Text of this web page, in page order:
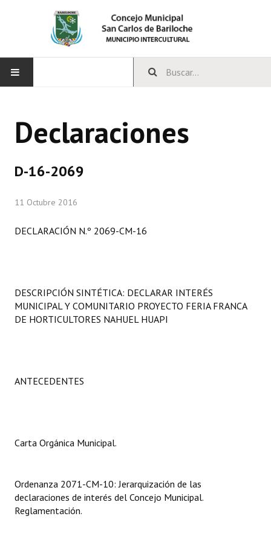
CONCEJO
Comisiones Especiales
LEGISLACIÓN
Carta Orgánica 2007
Digesto
DOCUMENTOS
Informes de Gestión
Declaraciones
D-16-2069
11 Octubre 2016
DECLARACIÓN N.º 2069-CM-16
DESCRIPCIÓN SINTÉTICA: DECLARAR INTERÉS
MUNICIPAL Y COMUNITARIO PROYECTO FERIA FRANCA
DE HORTICULTORES NAHUEL HUAPI
ANTECEDENTES
Carta Orgánica Municipal.
Ordenanza 2071-CM-10: Jerarquización de las
declaraciones de interés del Concejo Municipal.
Reglamentación.